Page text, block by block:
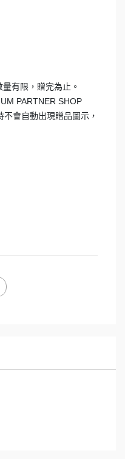
有限，贈完為止。
PARTNER SHOP
會自動出現贈品圖示，